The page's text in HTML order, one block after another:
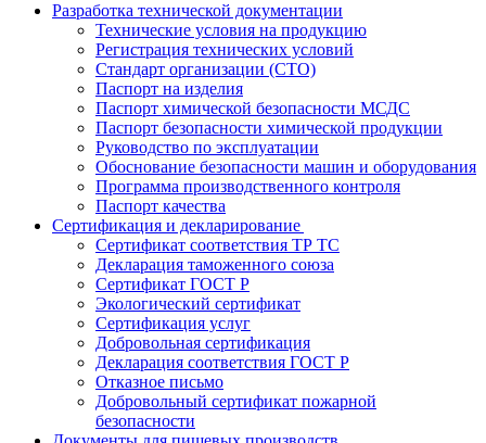
Разработка технической документации
Технические условия на продукцию
Регистрация технических условий
Стандарт организации (СТО)
Паспорт на изделия
Паспорт химической безопасности МСДС
Паспорт безопасности химической продукции
Руководство по эксплуатации
Обоснование безопасности машин и оборудования
Программа производственного контроля
Паспорт качества
Сертификация и декларирование
Сертификат соответствия ТР ТС
Декларация таможенного союза
Сертификат ГОСТ Р
Экологический сертификат
Сертификация услуг
Добровольная сертификация
Декларация соответствия ГОСТ Р
Отказное письмо
Добровольный сертификат пожарной
безопасности